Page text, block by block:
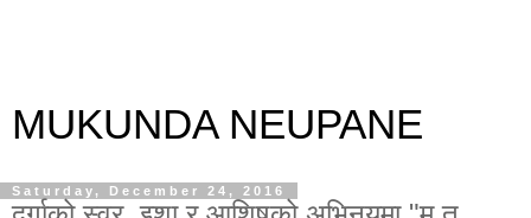
MUKUNDA NEUPANE
Saturday, December 24, 2016